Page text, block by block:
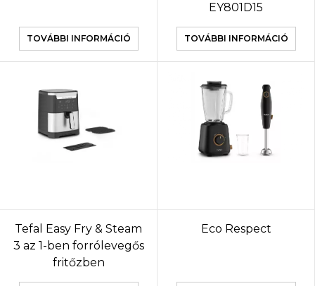
TOVÁBBI INFORMÁCIÓ
EY801D15
TOVÁBBI INFORMÁCIÓ
Tefal Easy Fry & Steam
3 az 1-ben forrólevegős
fritőzben
Eco Respect